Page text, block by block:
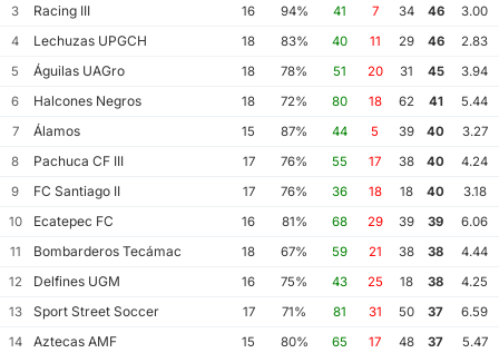
3
Racing III 16 94% 41 7 34 46
3.00
4
Lechuzas UPGCH 18 83% 40 11 29 46
2.83
5
Águilas UAGro 18 78% 51 20 31 45
3.94
6
Halcones Negros 18 72% 80 18 62 41
5.44
7
Álamos 15 87% 44 5 39 40
3.27
8
Pachuca CF III 17 76% 55 17 38 40
4.24
9
FC Santiago II 17 76% 36 18 18 40
3.18
10
Ecatepec FC 16 81% 68 29 39 39
6.06
11
Bombarderos Tecámac 18 67% 59 21 38 38
4.44
12
Delfines UGM 16 75% 43 25 18 38
4.25
13
Sport Street Soccer 17 71% 81 31 50 37
6.59
14
Aztecas AMF 15 80% 65 17 48 37
5.47